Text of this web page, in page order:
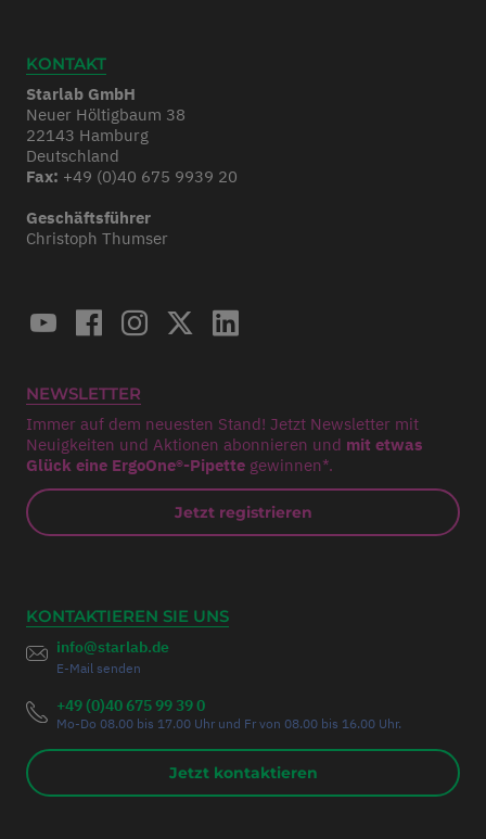
KONTAKT
Starlab GmbH
Neuer Höltigbaum 38
22143 Hamburg
Deutschland
Fax: +49 (0)40 675 9939 20
Geschäftsführer
Christoph Thumser
NEWSLETTER
Immer auf dem neuesten Stand! Jetzt Newsletter mit
Neuigkeiten und Aktionen abonnieren und mit etwas
Glück eine ErgoOne®-Pipette gewinnen*.
Jetzt registrieren
KONTAKTIEREN SIE UNS
info@starlab.de
E-Mail senden
+49 (0)40 675 99 39 0
Mo-Do 08.00 bis 17.00 Uhr und Fr von 08.00 bis 16.00 Uhr.
Jetzt kontaktieren